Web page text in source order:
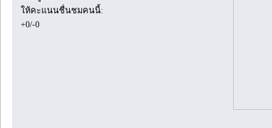
ให้คะแนนชื่นชมคนนี้:
+0/-0